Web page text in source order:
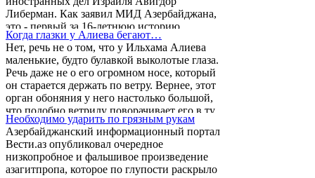
практически выведшее тематику Геноцида
армян из контекста армяно-турецких
протоколов, никоим образом не
противоречит духу подписанных 10 октября
2009 года в Цюрихе документов. Более
того, ...
Либерман. Как заявил МИД Азербайджана,
это - первый за 16-летнюю историю
азербайджано-израильских
межгосударственных отношений
официальный визит главы МИД Израиля в
республику. В Баку он проведет переговоры
с президентом Азербайджана Ильхамом
Алиевым, своим азербайджанским коллегой
и рядом других высокопоставленных
чиновников. Это действительно является
внешней демонстрацией качественно
нового уровня во взаимоотношениях между
двумя ...
Когда глазки у Алиева бегают…
Нет, речь не о том, что у Ильхама Алиева
маленькие, будто булавкой выколотые глаза.
Речь даже не о его огромном носе, который
он старается держать по ветру. Вернее, этот
орган обоняния у него настолько большой,
что подобно ветрилу поворачивает его в ту
сторону, куда дует ветер. Но, как я уже
сказал, речь не об этом безобразном наросте
на лице Алиева. Говорить мы будем о его
бегающих глазках.
Необходимо ударить по грязным рукам
Азербайджанский информационный портал
Вести.аз опубликовал очередное
низкопробное и фальшивое произведение
азагитпропа, которое по глупости раскрыло